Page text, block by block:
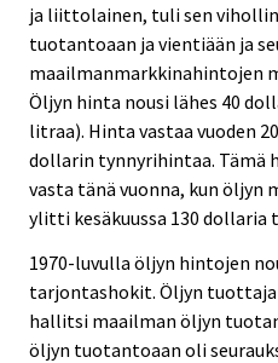
ja liittolainen, tuli sen
tuotantoaan ja vientiään ja
maailmanmarkkinahintojen
Öljyn hinta nousi lähes 40
litraa). Hinta vastaa vuoden
dollarin tynnyrihintaa. Tämä
vasta tänä vuonna, kun öljyn
ylitti kesäkuussa 130 dollaria
1970-luvulla öljyn hintojen
tarjontashokit. Öljyn
hallitsi maailman öljyn
öljyn tuotantoaan oli